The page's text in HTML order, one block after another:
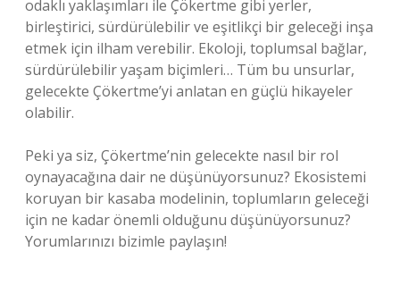
odaklı yaklaşımları ile Çökertme gibi yerler,
birleştirici, sürdürülebilir ve eşitlikçi bir geleceği inşa
etmek için ilham verebilir. Ekoloji, toplumsal bağlar,
sürdürülebilir yaşam biçimleri… Tüm bu unsurlar,
gelecekte Çökertme’yi anlatan en güçlü hikayeler
olabilir.
Peki ya siz, Çökertme’nin gelecekte nasıl bir rol
oynayacağına dair ne düşünüyorsunuz? Ekosistemi
koruyan bir kasaba modelinin, toplumların geleceği
için ne kadar önemli olduğunu düşünüyorsunuz?
Yorumlarınızı bizimle paylaşın!